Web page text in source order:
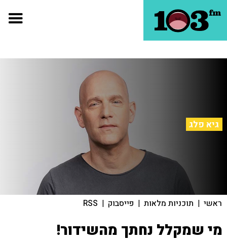
גיא פלג
ראשי | תוכניות מלאות | פייסבוק |
RSS
מי שמקלל נחתך מהשידור!